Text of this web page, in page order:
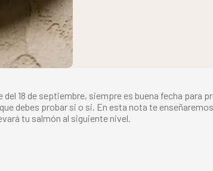
18 de septiembre, siempre es buena fecha para
debes probar si o si. En esta nota te
tu salmón al siguiente nivel.